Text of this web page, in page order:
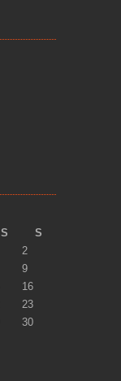
S
S
2
9
16
23
30